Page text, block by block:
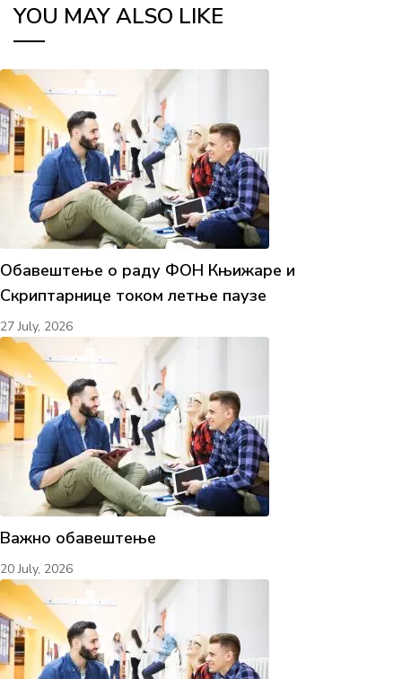
YOU MAY ALSO LIKE
Обавештење о раду ФОН Књижаре и
Скриптарнице током летње паузе
27 July, 2026
Важно обавештење
20 July, 2026